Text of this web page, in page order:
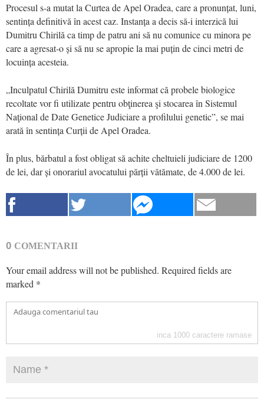
Procesul s-a mutat la Curtea de Apel Oradea, care a pronunțat, luni,
sentința definitivă în acest caz. Instanța a decis să-i interzică lui
Dumitru Chirilă ca timp de patru ani să nu comunice cu minora pe
care a agresat-o și să nu se apropie la mai puțin de cinci metri de
locuința acesteia.
„Inculpatul Chirilă Dumitru este informat că probele biologice
recoltate vor fi utilizate pentru obţinerea şi stocarea în Sistemul
Naţional de Date Genetice Judiciare a profilului genetic”, se mai
arată în sentința Curții de Apel Oradea.
În plus, bărbatul a fost obligat să achite cheltuieli judiciare de 1200
de lei, dar și onorariul avocatului părții vătămate, de 4.000 de lei.
0 COMENTARII
Your email address will not be published. Required fields are
marked *
inca 1000 caractere ramase